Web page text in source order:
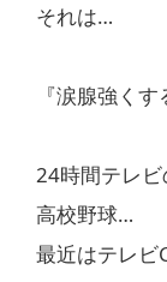
それは…
『涙腺強く
24時間テレビ
高校野球…
最近はテレビ